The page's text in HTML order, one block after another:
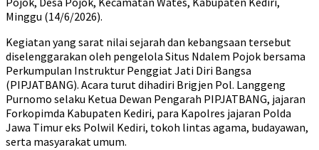
Minggu (14/6/2026).
Kegiatan yang sarat nilai sejarah dan kebangsaan tersebut
diselenggarakan oleh pengelola Situs Ndalem Pojok bersama
Perkumpulan Instruktur Penggiat Jati Diri Bangsa
(PIPJATBANG). Acara turut dihadiri Brigjen Pol. Langgeng
Purnomo selaku Ketua Dewan Pengarah PIPJATBANG, jajaran
Forkopimda Kabupaten Kediri, para Kapolres jajaran Polda
Jawa Timur eks Polwil Kediri, tokoh lintas agama, budayawan,
serta masyarakat umum.